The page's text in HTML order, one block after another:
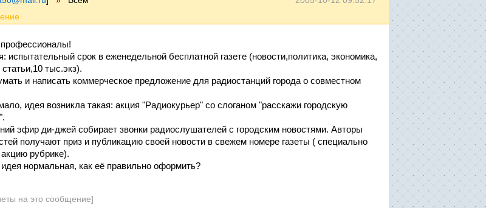
испытательный срок в еженедельной бесплатной газете (новости,политика, экономика,
тыс.экз).
и написать коммерческое предложение для радиостанций города о совместном
идея возникла такая: акция "Радиокурьер" со слоганом "расскажи городскую
эфир ди-джей собирает звонки радиослушателей с городским новостями. Авторы
получают приз и публикацию своей новости в свежем номере газеты ( специально
рубрике).
нормальная, как её правильно оформить?
на это сообщение]